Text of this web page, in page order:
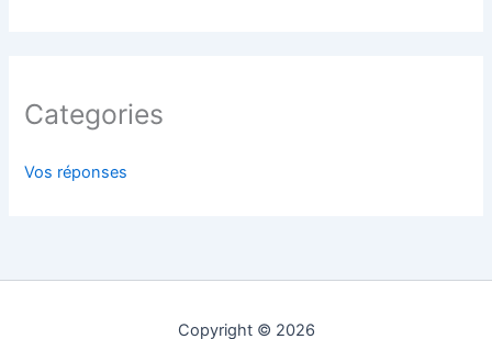
Categories
Vos réponses
Copyright © 2026